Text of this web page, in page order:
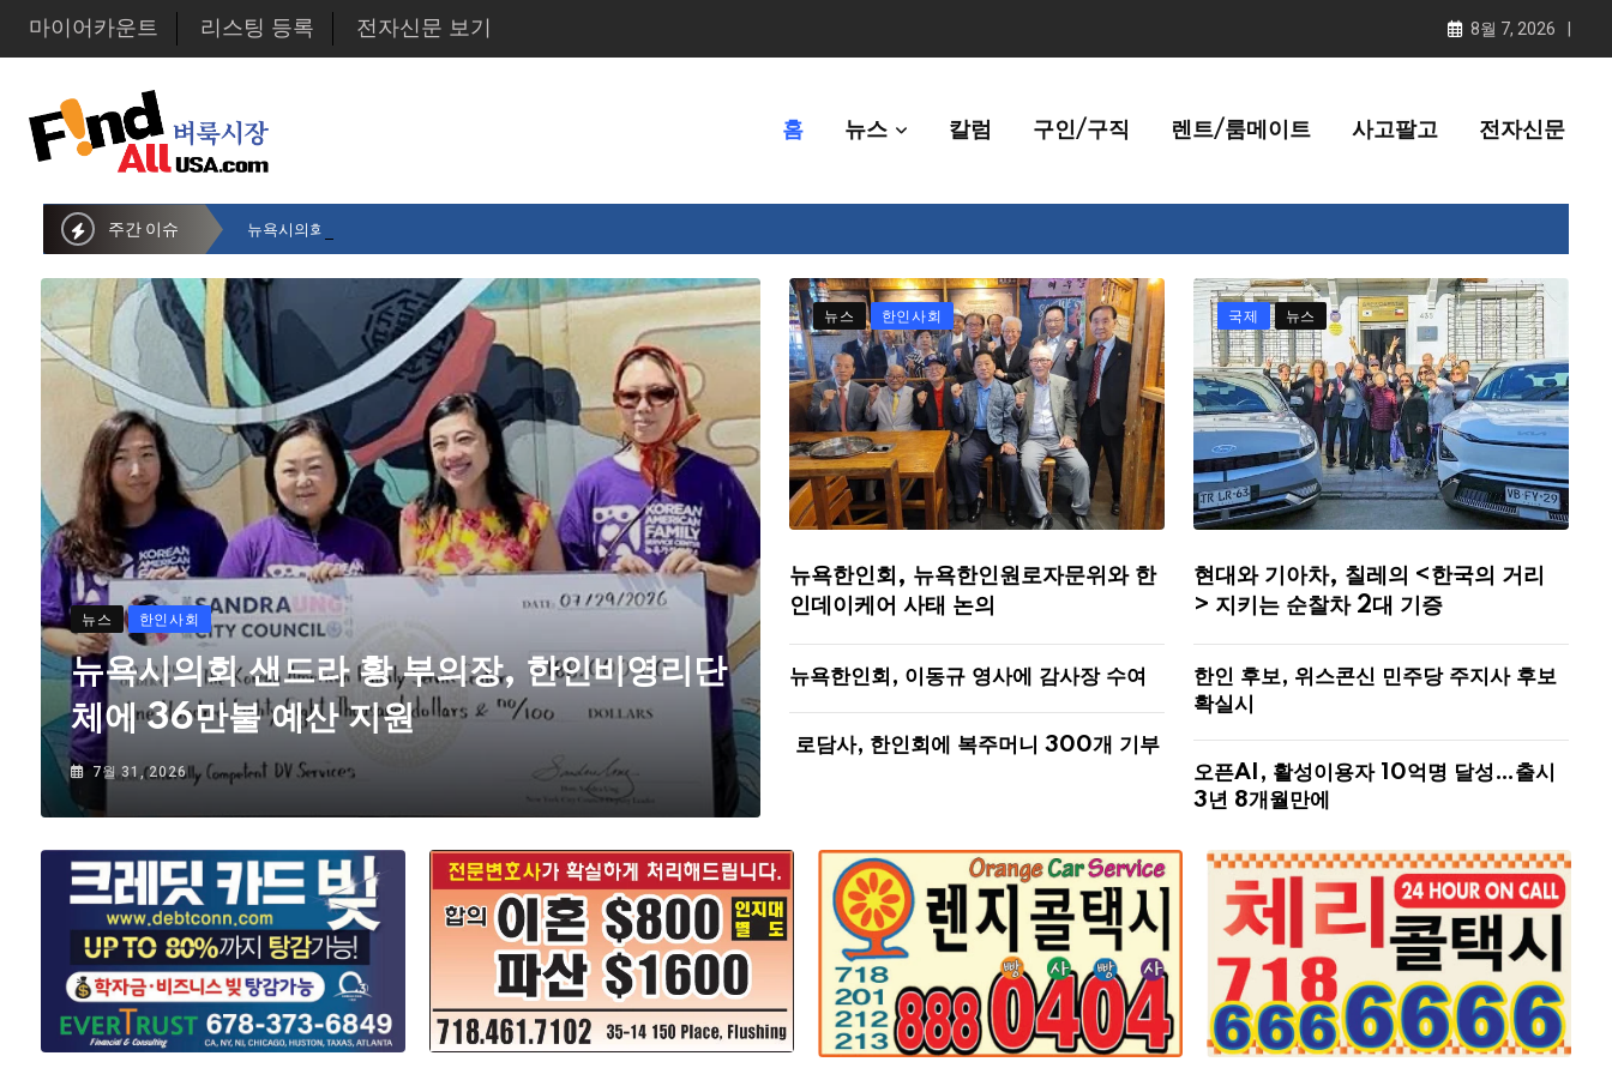
마이어카운트 리스팅 등록 전자신문 보기 8월 7, 2026
홈 뉴스 칼럼 구인/구직 렌트/룸메이트 사고팔고 전자신문
주간 이슈 뉴욕시의회 샌드라 황 부의장, 한인비영리단체에 36만불 예산 지원
뉴스 한인사회
뉴욕시의회 샌드라 황 부의장, 한인비영리단
체에 36만불 예산 지원
7월 31, 2026
뉴스 한인사회
뉴욕한인회, 뉴욕한인원로자문위와 한
인데이케어 사태 논의
뉴욕한인회, 이동규 영사에 감사장 수여
로담사, 한인회에 복주머니 300개 기부
국제 뉴스
현대와 기아차, 칠레의 <한국의 거리
> 지키는 순찰차 2대 기증
한인 후보, 위스콘신 민주당 주지사 후보
확실시
오픈AI, 활성이용자 10억명 달성…출시
3년 8개월만에